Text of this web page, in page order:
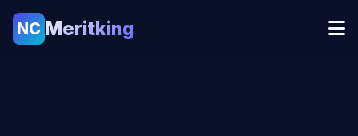
NC Meritking